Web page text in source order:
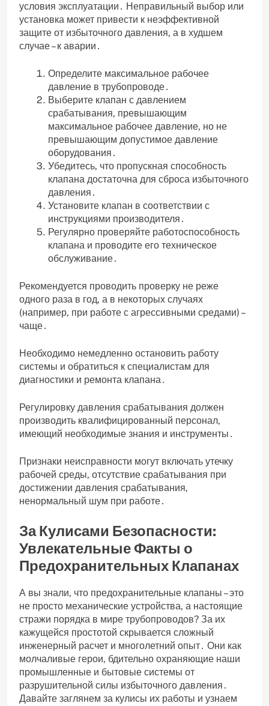
условия эксплуатации․ Неправильный выбор или
установка может привести к неэффективной
защите от избыточного давления‚ а в худшем
случае – к аварии․
Определите максимальное рабочее
давление в трубопроводе․
Выберите клапан с давлением
срабатывания‚ превышающим
максимальное рабочее давление‚ но не
превышающим допустимое давление
оборудования․
Убедитесь‚ что пропускная способность
клапана достаточна для сброса избыточного
давления․
Установите клапан в соответствии с
инструкциями производителя․
Регулярно проверяйте работоспособность
клапана и проводите его техническое
обслуживание․
Рекомендуется проводить проверку не реже
одного раза в год‚ а в некоторых случаях
(например‚ при работе с агрессивными средами) –
чаще․
Необходимо немедленно остановить работу
системы и обратиться к специалистам для
диагностики и ремонта клапана․
Регулировку давления срабатывания должен
производить квалифицированный персонал‚
имеющий необходимые знания и инструменты․
Признаки неисправности могут включать утечку
рабочей среды‚ отсутствие срабатывания при
достижении давления срабатывания‚
ненормальный шум при работе․
За Кулисами Безопасности:
Увлекательные Факты о
Предохранительных Клапанах
А вы знали‚ что предохранительные клапаны – это
не просто механические устройства‚ а настоящие
стражи порядка в мире трубопроводов? За их
кажущейся простотой скрывается сложный
инженерный расчет и многолетний опыт․ Они как
молчаливые герои‚ бдительно охраняющие наши
промышленные и бытовые системы от
разрушительной силы избыточного давления․
Давайте заглянем за кулисы их работы и узнаем